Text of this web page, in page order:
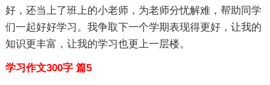
好，还当上了班上的小老师，为老师分忧解难，帮助同学
们一起好好学习。我争取下一个学期表现得更好，让我的
知识更丰富，让我的学习也更上一层楼。
学习作文300字 篇5